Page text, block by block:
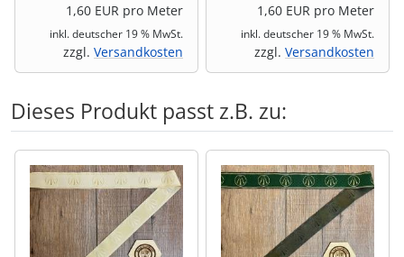
1,60 EUR pro Meter
inkl. deutscher 19 % MwSt.
zzgl. Versandkosten
1,60 EUR pro Meter
inkl. deutscher 19 % MwSt.
zzgl. Versandkosten
Dieses Produkt passt z.B. zu:
Es folgt ein Produktslider - navigieren Sie mit der Tab-